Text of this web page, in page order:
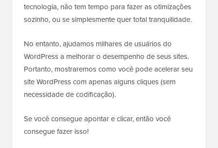
tecnologia, não tem tempo para fazer as otimizações
sozinho, ou se simplesmente quer total tranquilidade.
No entanto, ajudamos milhares de usuários do
WordPress a melhorar o desempenho de seus sites.
Portanto, mostraremos como você pode acelerar seu
site WordPress com apenas alguns cliques (sem
necessidade de codificação).
Se você consegue apontar e clicar, então você
consegue fazer isso!